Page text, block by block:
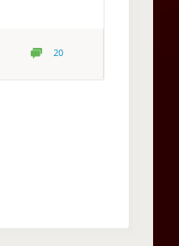
20